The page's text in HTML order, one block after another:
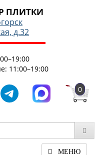
ПЛИТКИ
д.32
11:00–19:00
0
МЕНЮ